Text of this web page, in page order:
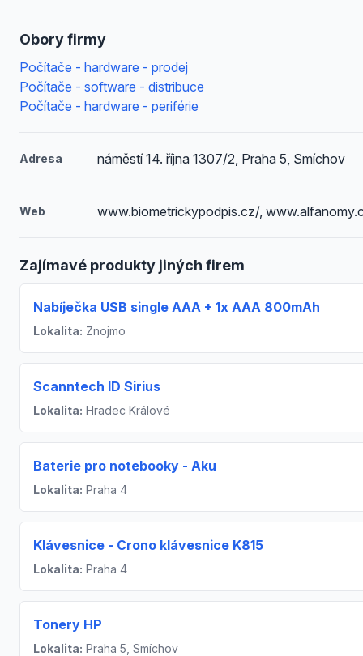
Obory firmy
Počítače - hardware - prodej
Počítače - software - distribuce
Počítače - hardware - periférie
Adresa náměstí 14. října 1307/2, Praha 5, Smíchov
Web www.biometrickypodpis.cz/,
Zajímavé produkty jiných firem
Nabíječka USB single AAA + 1x AAA 800mAh
Lokalita: Znojmo
Scanntech ID Sirius
Lokalita: Hradec Králové
Baterie pro notebooky - Aku
Lokalita: Praha 4
Klávesnice - Crono klávesnice K815
Lokalita: Praha 4
Tonery HP
Lokalita: Praha 5, Smíchov